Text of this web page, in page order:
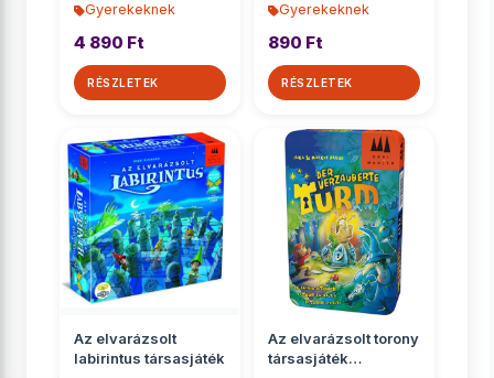
Gyerekeknek
4 890 Ft
RÉSZLETEK
Gyerekeknek
890 Ft
RÉSZLETEK
Az elvarázsolt
labirintus társasjáték
Az elvarázsolt torony
társasjáték